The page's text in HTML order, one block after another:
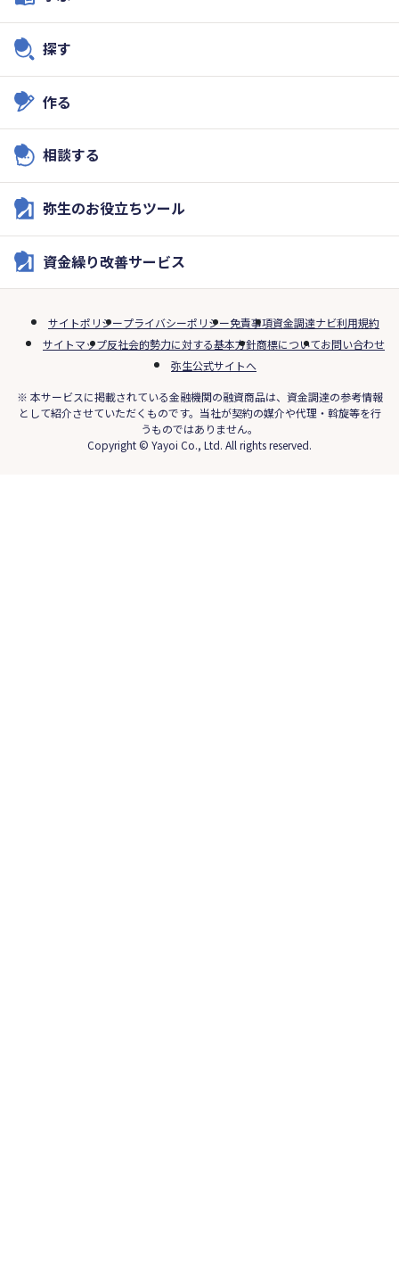
探す
作る
相談する
弥生のお役立ちツール
資金繰り改善サービス
サイトポリシープライバシーポリシー免責事項資金調達ナビ利用規約
サイトマップ反社会的勢力に対する基本方針商標についてお問い合わせ
弥生公式サイトへ
※ 本サービスに掲載されている金融機関の融資商品は、資金調達の参考情報
として紹介させていただくものです。当社が契約の媒介や代理・斡旋等を行
うものではありません。
Copyright © Yayoi Co., Ltd. All rights reserved.